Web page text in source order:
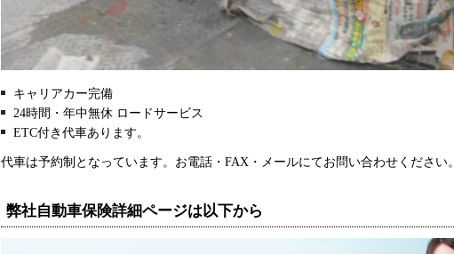
キャリアカー完備
24時間・年中無休 ロードサービス
ETC付き代車あります。
代車は予約制となっています。お電話・FAX・メールにてお問い合わせください。
弊社自動車保険詳細ページは以下から